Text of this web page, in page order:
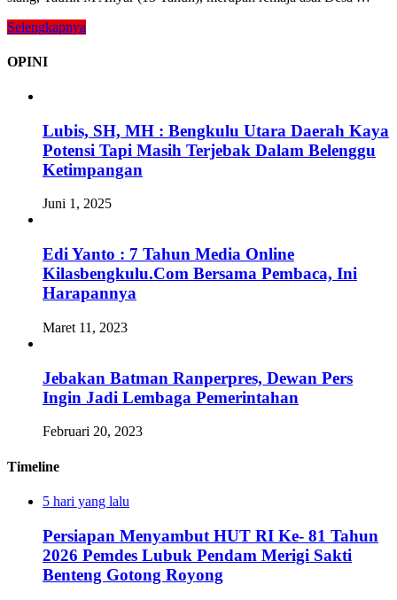
Selengkapnya
OPINI
Lubis, SH, MH : Bengkulu Utara Daerah Kaya
Potensi Tapi Masih Terjebak Dalam Belenggu
Ketimpangan
Juni 1, 2025
Edi Yanto : 7 Tahun Media Online
Kilasbengkulu.Com Bersama Pembaca, Ini
Harapannya
Maret 11, 2023
Jebakan Batman Ranperpres, Dewan Pers
Ingin Jadi Lembaga Pemerintahan
Februari 20, 2023
Timeline
5 hari yang lalu
Persiapan Menyambut HUT RI Ke- 81 Tahun
2026 Pemdes Lubuk Pendam Merigi Sakti
Benteng Gotong Royong